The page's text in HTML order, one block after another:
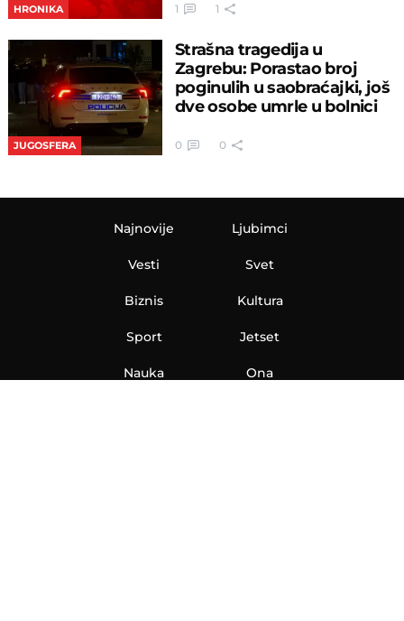
HRONIKA 1 1
JUGOSFERA
Strašna tragedija u
Zagrebu: Porastao broj
poginulih u saobraćajki, još
dve osobe umrle u bolnici
0 0
Najnovije
Vesti
Biznis
Sport
Nauka
Ljubimci
Svet
Kultura
Jetset
Ona